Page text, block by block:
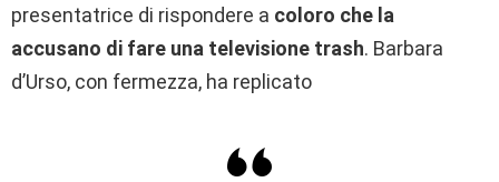
presentatrice di rispondere a coloro che la
accusano di fare una televisione trash. Barbara
d’Urso, con fermezza, ha replicato